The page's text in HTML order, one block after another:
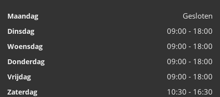
Maandag Gesloten
Dinsdag 09:00 - 18:00
Woensdag 09:00 - 18:00
Donderdag 09:00 - 18:00
Vrijdag 09:00 - 18:00
Zaterdag 10:30 - 16:30